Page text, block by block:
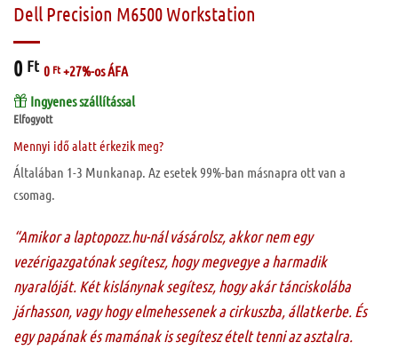
Dell Precision M6500 Workstation
0 Ft 0 Ft+27%-os ÁFA
Ingyenes szállítással
Elfogyott
Mennyi idő alatt érkezik meg?
Általában 1-3 Munkanap. Az esetek 99%-ban másnapra ott van a
csomag.
“Amikor a laptopozz.hu-nál vásárolsz, akkor nem egy
vezérigazgatónak segítesz, hogy megvegye a harmadik
nyaralóját. Két kislánynak segítesz, hogy akár tánciskolába
járhasson, vagy hogy elmehessenek a cirkuszba, állatkerbe. És
egy papának és mamának is segítesz ételt tenni az asztalra.